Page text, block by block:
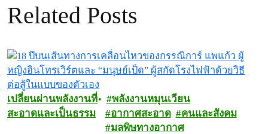
Related Posts
เปลี่ยนผ่านพลังงานที่
สะอาดและเป็นธรรม
พลังงานหมุนเวียน
อากาศสะอาด
คนและสังคม
มลพิษทางอากาศ